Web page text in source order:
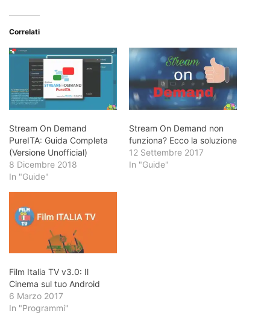
Correlati
Stream On Demand
PureITA: Guida Completa
(Versione Unofficial)
8 Dicembre 2018
In "Guide"
Stream On Demand non
funziona? Ecco la soluzione
12 Settembre 2017
In "Guide"
Film Italia TV v3.0: Il
Cinema sul tuo Android
6 Marzo 2017
In "Programmi"